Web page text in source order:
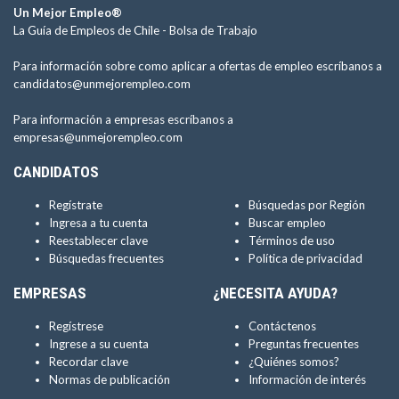
Un Mejor Empleo®
La Guía de Empleos de Chile - Bolsa de Trabajo
Para información sobre como aplicar a ofertas de empleo escríbanos a
candidatos@unmejorempleo.com
Para información a empresas escríbanos a
empresas@unmejorempleo.com
CANDIDATOS
Regístrate
Ingresa a tu cuenta
Reestablecer clave
Búsquedas frecuentes
Búsquedas por Región
Buscar empleo
Términos de uso
Política de privacidad
EMPRESAS
Regístrese
Ingrese a su cuenta
Recordar clave
Normas de publicación
¿NECESITA AYUDA?
Contáctenos
Preguntas frecuentes
¿Quiénes somos?
Información de interés